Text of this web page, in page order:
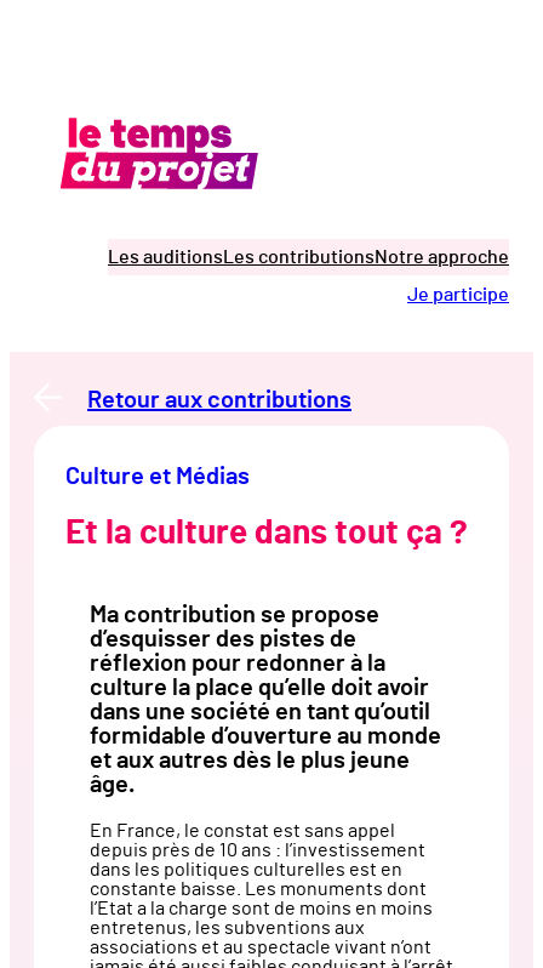
Les auditionsLes contributionsNotre approche
Je participe
Retour aux contributions
Culture et Médias
Et la culture dans tout ça ?
Ma contribution se propose
d’esquisser des pistes de
réflexion pour redonner à la
culture la place qu’elle doit avoir
dans une société en tant qu’outil
formidable d’ouverture au monde
et aux autres dès le plus jeune
âge.
En France, le constat est sans appel
depuis près de 10 ans : l’investissement
dans les politiques culturelles est en
constante baisse. Les monuments dont
l’Etat a la charge sont de moins en moins
entretenus, les subventions aux
associations et au spectacle vivant n’ont